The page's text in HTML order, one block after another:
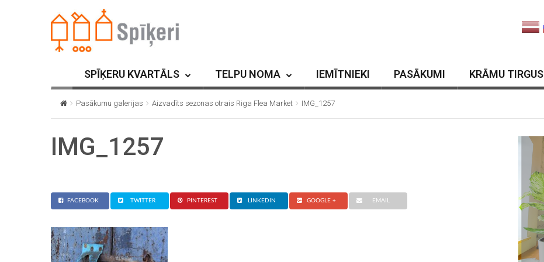
SPĪĶERU KVARTĀLS TELPU NOMA IEMĪTNIEKI PASĀKUMI KRĀMU TIRGUS
Pasākumu galerijas Aizvadīts sezonas otrais Riga Flea Market IMG_1257
IMG_1257
FACEBOOK TWITTER PINTEREST LINKEDIN GOOGLE + EMAIL